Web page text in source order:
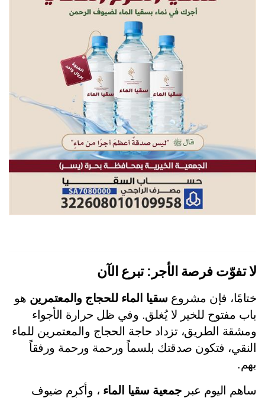
تفوّت فرصة الأجر: تبرع الآن
فإن مشروع سقيا الماء للحجاج والمعتمرين
باب مفتوح للخير لا يُغلق. وفي ظل حرارة الأجواء
ومشقة الطريق، تزداد حاجة الحجاج والمعتمرين للماء
النقي، فتكون صدقتك بلسماً ورحمة ورحمة ورفقاً
اليوم عبر جمعية سقيا الماء
، وأكرِم ضيوف